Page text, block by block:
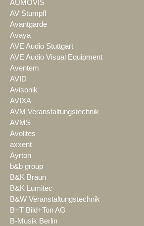
AUMOVIS
AV Stumpfl
Avantgarde
Avaya
AVE Audio Stuttgart
AVE Audio Visual Equipment
Aventem
AVID
Avisonik
AVIXA
AVM Veranstaltungstechnik
AVMS
Avolites
axxent
Ayrton
b&b group
B&K Braun
B&K Lumitec
B&W Veranstaltungstechnik
B+T Bild+Ton AG
B-Musik Berlin